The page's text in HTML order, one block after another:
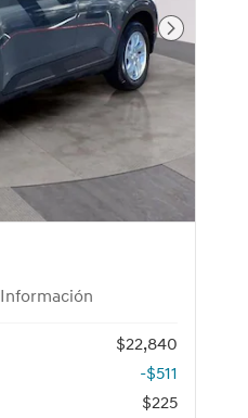
Foto
Información
$22,840
-$511
$225